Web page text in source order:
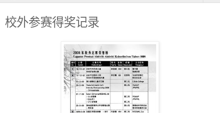
校外参赛得奖记录